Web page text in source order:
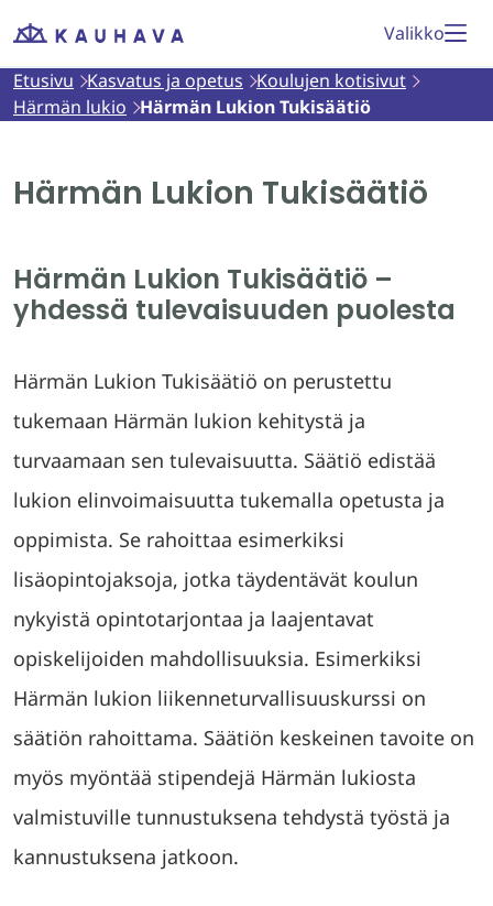
Siirry
Etusivu
Valikko
Etusivu Kasvatus ja opetus Koulujen kotisivut
Härmän lukio Härmän Lukion Tukisäätiö
Härmän Lukion Tukisäätiö
Härmän Lukion Tukisäätiö –
yhdessä tulevaisuuden puolesta
Härmän Lukion Tukisäätiö on perustettu
tukemaan Härmän lukion kehitystä ja
turvaamaan sen tulevaisuutta. Säätiö edistää
lukion elinvoimaisuutta tukemalla opetusta ja
oppimista. Se rahoittaa esimerkiksi
lisäopintojaksoja, jotka täydentävät koulun
nykyistä opintotarjontaa ja laajentavat
opiskelijoiden mahdollisuuksia. Esimerkiksi
Härmän lukion liikenneturvallisuuskurssi on
säätiön rahoittama. Säätiön keskeinen tavoite on
myös myöntää stipendejä Härmän lukiosta
valmistuville tunnustuksena tehdystä työstä ja
kannustuksena jatkoon.